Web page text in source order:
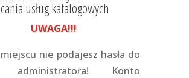
usług katalogowych
UWAGA!!!
nie podajesz hasła do
administratora! Konto